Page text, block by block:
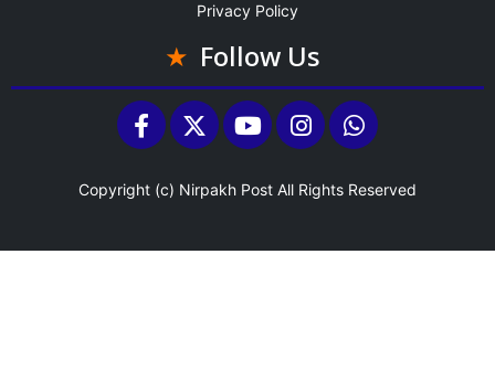
Privacy Policy
Follow Us
Copyright (c) Nirpakh Post All Rights Reserved